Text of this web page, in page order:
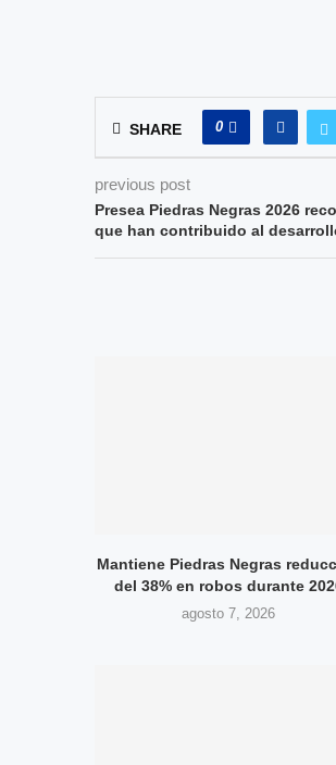
SHARE 0
previous post
Presea Piedras Negras 2026
que han contribuido al
Mantiene Piedras Negras
del 38% en robos durante
agosto 7, 2026